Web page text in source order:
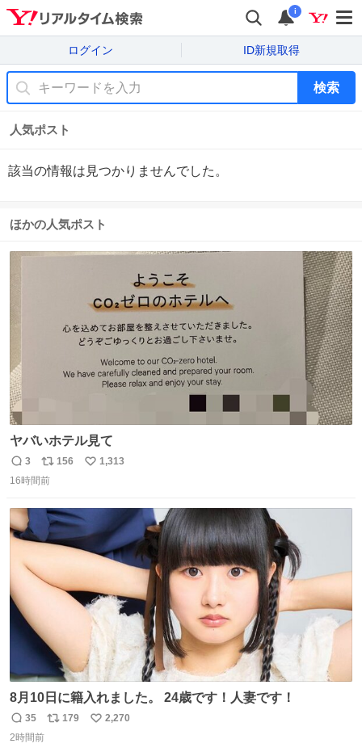
i
ログイン ID新規取得
検索
人気ポスト
該当の情報は見つかりませんでした。
ほかの人気ポスト
ヤバいホテル見て
返
信
3
リ
ポ
ト
数
156
い
数
1,313
16時間前
8月10日に籍入れました。 24歳です！人妻です！
返
信
35
リ
179
い
2,270
2時間前